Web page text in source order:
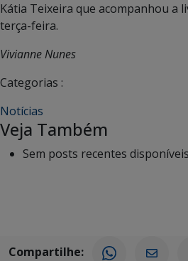
Kátia Teixeira que acompanhou a
terça-feira.
Vivianne Nunes
Categorias :
Notícias
Veja Também
Sem posts recentes
Compartilhe: